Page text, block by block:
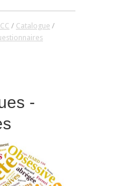
/ Catalogue /
-